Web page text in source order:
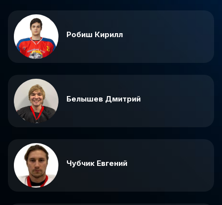
Робиш Кирилл
Белышев Дмитрий
Чубчик Евгений